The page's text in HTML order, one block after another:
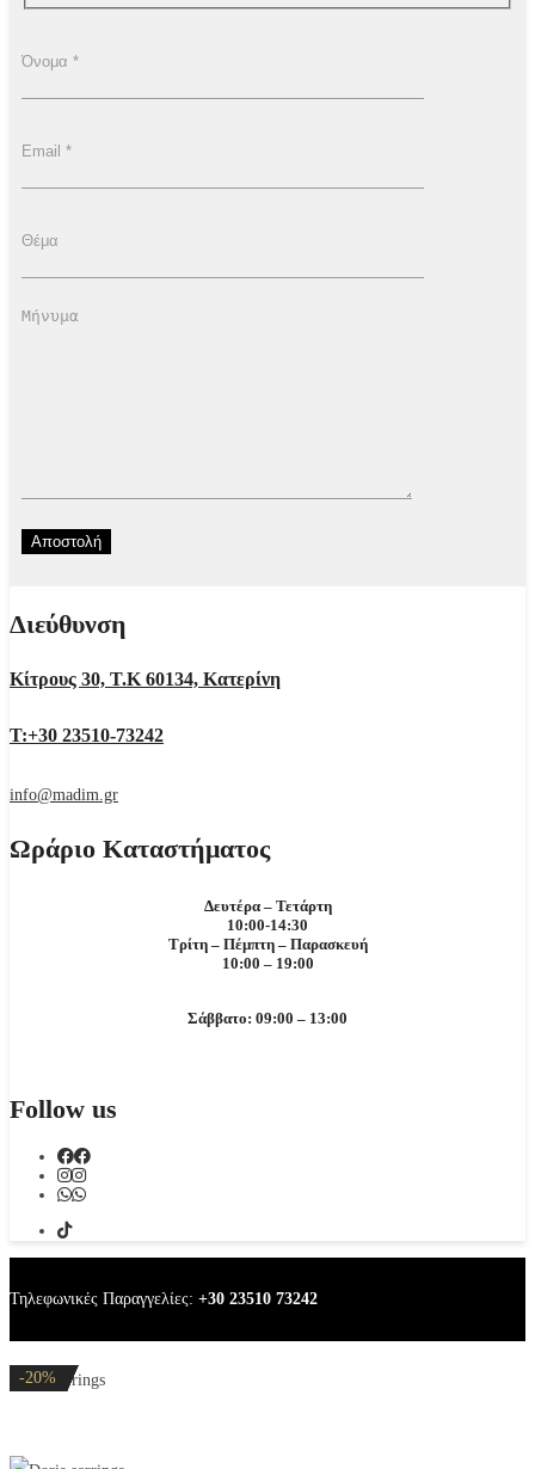
Διεύθυνση
Κίτρους 30, Τ.Κ 60134, Κατερίνη
Τ:+30 23510-73242
info@madim.gr
Ωράριο Καταστήματος
Δευτέρα – Τετάρτη
10:00-14:30
Τρίτη – Πέμπτη – Παρασκευή
10:00 – 19:00
Σάββατο: 09:00 – 13:00
Follow us
Τηλεφωνικές Παραγγελίες: +30 23510 73242
Doris earrings
-20%
-20%
-32%
-20%
-20%